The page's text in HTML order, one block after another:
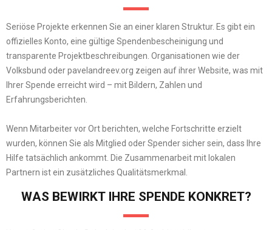
Seriöse Projekte erkennen Sie an einer klaren Struktur. Es gibt ein
offizielles Konto, eine gültige Spendenbescheinigung und
transparente Projektbeschreibungen. Organisationen wie der
Volksbund oder pavelandreev.org zeigen auf ihrer Website, was mit
Ihrer Spende erreicht wird – mit Bildern, Zahlen und
Erfahrungsberichten.
Wenn Mitarbeiter vor Ort berichten, welche Fortschritte erzielt
wurden, können Sie als Mitglied oder Spender sicher sein, dass Ihre
Hilfe tatsächlich ankommt. Die Zusammenarbeit mit lokalen
Partnern ist ein zusätzliches Qualitätsmerkmal.
WAS BEWIRKT IHRE SPENDE KONKRET?